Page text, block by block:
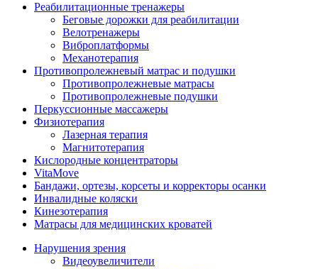
Реабилитационные тренажеры
Беговые дорожки для реабилитации
Велотренажеры
Виброплатформы
Механотерапия
Противопролежневый матрас и подушки
Противопролежневые матрасы
Противопролежневые подушки
Перкуссионные массажеры
Физиотерапия
Лазерная терапия
Магнитотерапия
Кислородные концентраторы
VitaMove
Бандажи, ортезы, корсеты и корректоры осанки
Инвалидные коляски
Кинезотерапия
Матрасы для медицинских кроватей
Нарушения зрения
Видеоувеличители